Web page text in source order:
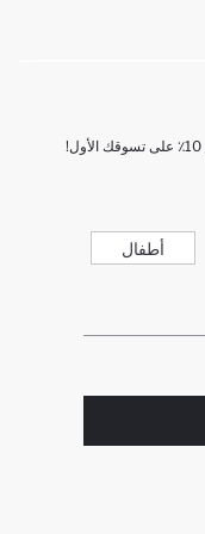
أطفال